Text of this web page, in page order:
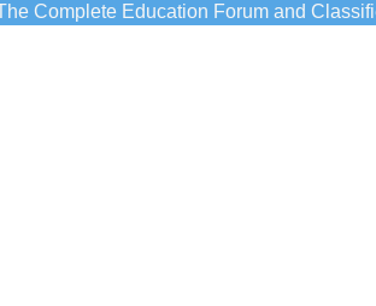
Complete Education Forum and